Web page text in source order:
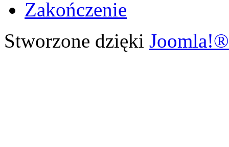
Zakończenie
Stworzone dzięki Joomla!®